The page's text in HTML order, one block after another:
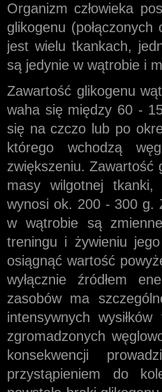
Organizm człowieka
glikogenu
jest wielu tkankach,
są jedynie w wątrobie i
Zawartość glikogenu
waha się między 60 -
się na czczo lub po
którego wchodzą
zwiększeniu. Zawartość
masy wilgotnej tkanki,
wynosi ok. 200 - 300 g.
w wątrobie są
treningu i żywieniu
osiągnąć wartość
wyłącznie źródłem
zasobów ma
intensywnych
zgromadzonych
konsekwencji
przystąpieniem do